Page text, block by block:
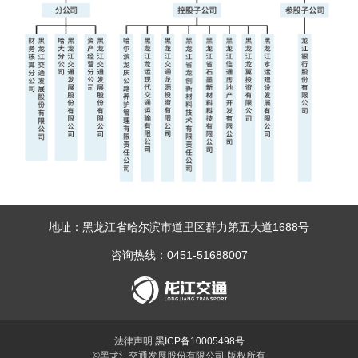
地址：黑龙江省哈尔滨市道里区群力第五大道1688号
咨询热线：0451-51688007
法律声明 黑ICP备10005498号
©黑龙江交通发展股份有限公司 版权所有